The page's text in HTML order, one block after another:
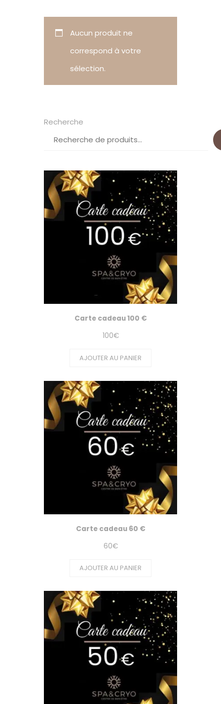
Aucun produit ne
correspond à votre
sélection.
Recherche
Carte cadeau 100 €
100€
AJOUTER AU PANIER
Carte cadeau 60 €
60€
AJOUTER AU PANIER